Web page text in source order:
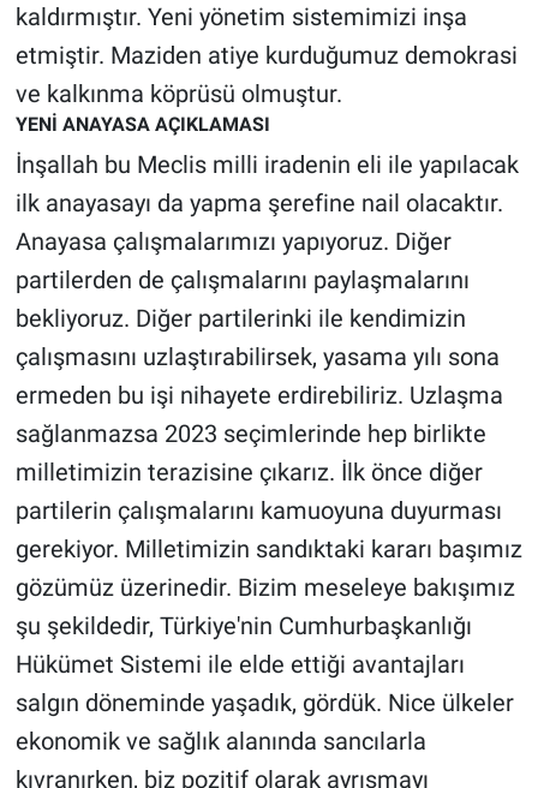
kaldırmıştır. Yeni yönetim sistemimizi inşa
etmiştir. Maziden atiye kurduğumuz demokrasi
ve kalkınma köprüsü olmuştur.
YENİ ANAYASA AÇIKLAMASI
İnşallah bu Meclis milli iradenin eli ile yapılacak
ilk anayasayı da yapma şerefine nail olacaktır.
Anayasa çalışmalarımızı yapıyoruz. Diğer
partilerden de çalışmalarını paylaşmalarını
bekliyoruz. Diğer partilerinki ile kendimizin
çalışmasını uzlaştırabilirsek, yasama yılı sona
ermeden bu işi nihayete erdirebiliriz. Uzlaşma
sağlanmazsa 2023 seçimlerinde hep birlikte
milletimizin terazisine çıkarız. İlk önce diğer
partilerin çalışmalarını kamuoyuna duyurması
gerekiyor. Milletimizin sandıktaki kararı başımız
gözümüz üzerinedir. Bizim meseleye bakışımız
şu şekildedir, Türkiye'nin Cumhurbaşkanlığı
Hükümet Sistemi ile elde ettiği avantajları
salgın döneminde yaşadık, gördük. Nice ülkeler
ekonomik ve sağlık alanında sancılarla
kıvranırken, biz pozitif olarak ayrışmayı